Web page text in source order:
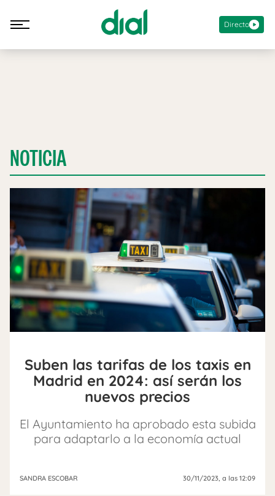
Directo
NOTICIA
Suben las tarifas de los taxis en
Madrid en 2024: así serán los
nuevos precios
El Ayuntamiento ha aprobado esta subida
para adaptarlo a la economía actual
SANDRA ESCOBAR 30/11/2023, a las 12:09